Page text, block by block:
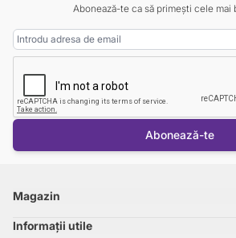
Abonează-te ca să primești cele mai
Adresa Email
Abonează-te
Magazin
Informații utile